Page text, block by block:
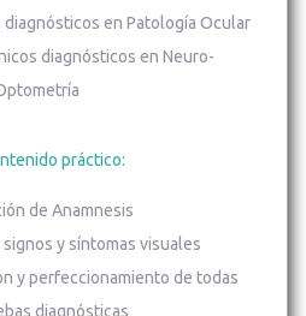
en Patología Ocular
diagnósticos en Neuro-
práctico:
de Anamnesis
y síntomas visuales
y perfeccionamiento de todas
diagnósticas